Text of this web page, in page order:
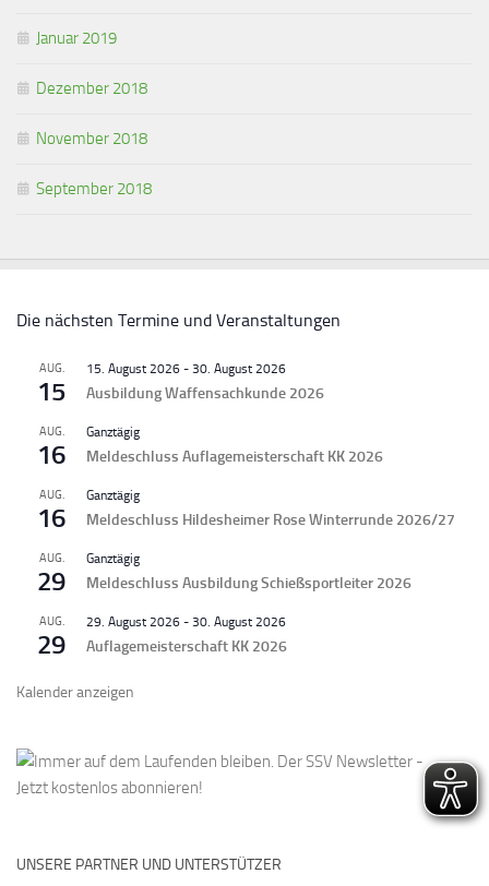
Januar 2019
Dezember 2018
November 2018
September 2018
Die nächsten Termine und Veranstaltungen
AUG.
15
15. August 2026 - 30. August 2026
Ausbildung Waffensachkunde 2026
AUG.
16
Ganztägig
Meldeschluss Auflagemeisterschaft KK 2026
AUG.
16
Ganztägig
Meldeschluss Hildesheimer Rose Winterrunde 2026/27
AUG.
29
Ganztägig
Meldeschluss Ausbildung Schießsportleiter 2026
AUG.
29
29. August 2026 - 30. August 2026
Auflagemeisterschaft KK 2026
Kalender anzeigen
UNSERE PARTNER UND UNTERSTÜTZER